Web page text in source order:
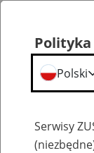
Polityka
Polski
Serwisy